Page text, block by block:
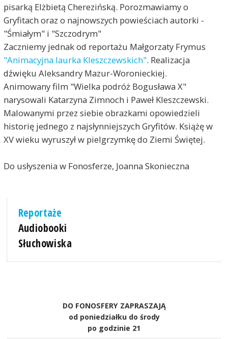
pisarką Elżbietą Cherezińską. Porozmawiamy o
Gryfitach oraz o najnowszych powieściach autorki -
"Śmiałym" i "Szczodrym"
Zaczniemy jednak od reportażu Małgorzaty Frymus
"Animacyjna laurka Kleszczewskich". Realizacja
dźwięku Aleksandry Mazur-Woronieckiej.
Animowany film "Wielka podróż Bogusława X"
narysowali Katarzyna Zimnoch i Paweł Kleszczewski.
Malowanymi przez siebie obrazkami opowiedzieli
historię jednego z najsłynniejszych Gryfitów. Książę w
XV wieku wyruszył w pielgrzymkę do Ziemi Świętej.
Do usłyszenia w Fonosferze, Joanna Skonieczna
Reportaże
Audiobooki
Słuchowiska
DO FONOSFERY ZAPRASZAJĄ
od poniedziałku do środy
po godzinie 21